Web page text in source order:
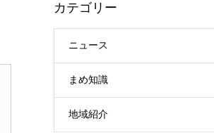
カテゴリー
ニュース
まめ知識
地域紹介